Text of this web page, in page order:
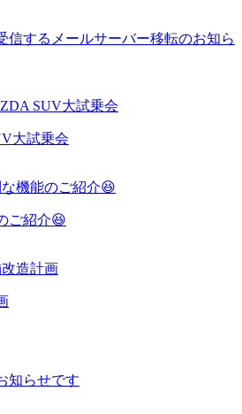
信するメールサーバー移転のお知ら
大試乗会
ご紹介😆
知らせです